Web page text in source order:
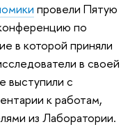
провели Пятую
по
в которой приняли
в своей
выступили с
к работам,
из Лаборатории.